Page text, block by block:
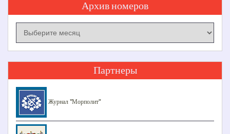
Архив номеров
Архив
номеров
Партнеры
Журнал "Морполит"